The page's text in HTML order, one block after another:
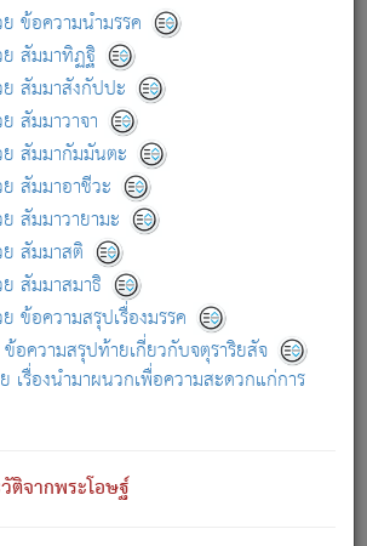
ข้อความนำมรรค
สัมมาทิฏฐิ
สัมมาสังกัปปะ
สัมมาวาจา
สัมมากัมมันตะ
สัมมาอาชีวะ
สัมมาวายามะ
สัมมาสติ
สัมมาสมาธิ
ข้อความสรุปเรื่องมรรค
อความสรุปท้ายเกี่ยวกับจตุราริยสัจ
เรื่องนำมาผนวกเพื่อความสะดวกแก่การ
ติจากพระโอษฐ์
นไลน์ (Disclaimer)
นไลน์" พยายามปรับปรุงข้อมูลให้ถูกต้องมากที่สุด
ตัวเล่มหนังสือต้นฉบับ ที่มีการพิมพ์ครั้งล่าสุด
รอ้างอิง"
ยวกับการพัฒนา|แจ้งข้อผิดพลาด / แนะนำ